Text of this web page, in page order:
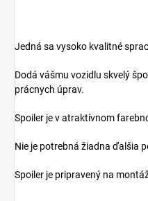
Jedná sa vysoko kvalitné
Dodá vášmu vozidlu skvelý
prácnych úprav.
Spoiler je v atraktívnom
Nie je potrebná žiadna ďalšia
Spoiler je pripravený na